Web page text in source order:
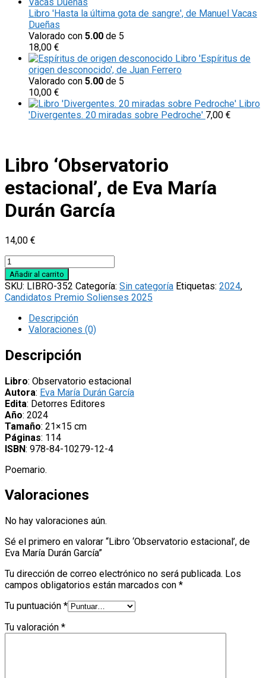
Libro 'Hasta la última gota de sangre', de Manuel Vacas
Dueñas
Valorado con 5.00 de 5
18,00 €
Libro 'Espíritus de
origen desconocido', de Juan Ferrero
Valorado con 5.00 de 5
10,00 €
Libro
'Divergentes. 20 miradas sobre Pedroche' 7,00 €
Libro ‘Observatorio
estacional’, de Eva María
Durán García
14,00 €
Libro
'Observatorio
estacional',
de
Eva
María
Durán
cantidad
Añadir al carrito
SKU: LIBRO-352 Categoría: Sin categoría Etiquetas: 2024,
Candidatos Premio Solienses 2025
Descripción
Valoraciones (0)
Descripción
Libro: Observatorio estacional
Autora: Eva María Durán García
Edita: Detorres Editores
Año: 2024
Tamaño: 21×15 cm
Páginas: 114
ISBN: 978-84-10279-12-4
Poemario.
Valoraciones
No hay valoraciones aún.
Sé el primero en valorar “Libro ‘Observatorio estacional’, de
Eva María Durán García”
Tu dirección de correo electrónico no será publicada. Los
campos obligatorios están marcados con *
Tu puntuación *
Tu valoración *